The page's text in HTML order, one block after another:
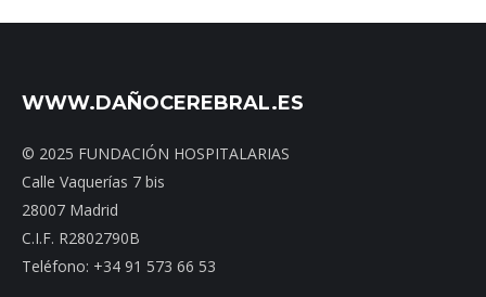
WWW.DAÑOCEREBRAL.ES
© 2025 FUNDACIÓN HOSPITALARIAS
Calle Vaquerías 7 bis
28007 Madrid
C.I.F. R2802790B
Teléfono: +34 91 573 66 53